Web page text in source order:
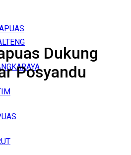
Dukung
Posyandu